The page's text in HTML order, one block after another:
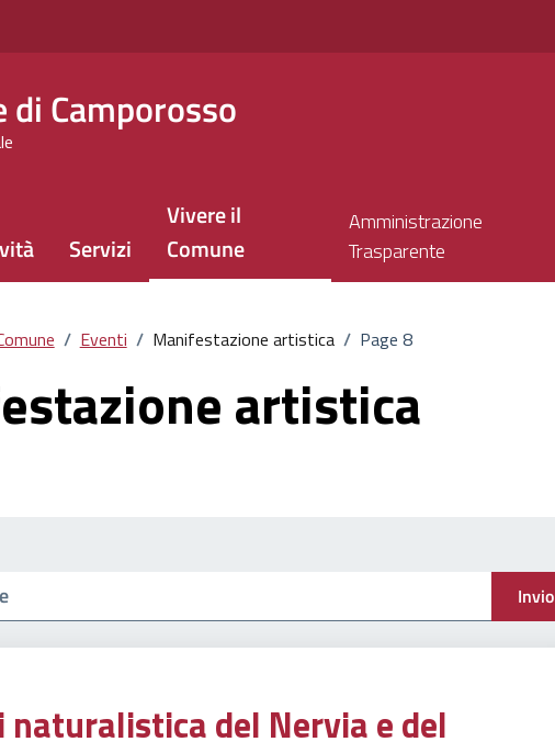
di Camporosso
Servizi
Vivere il
Comune
Amministrazione
Trasparente
/ Eventi / Manifestazione artistica / Page 8
artistica
Invio
naturalistica del Nervia e del